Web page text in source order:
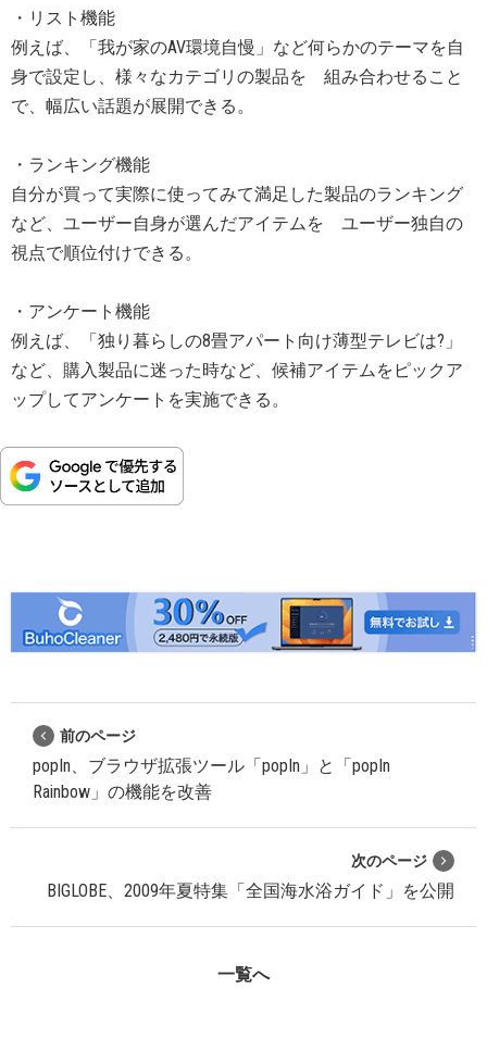
・リスト機能
例えば、「我が家のAV環境自慢」など何らかのテーマを自
身で設定し、様々なカテゴリの製品を 組み合わせること
で、幅広い話題が展開できる。
・ランキング機能
自分が買って実際に使ってみて満足した製品のランキング
など、ユーザー自身が選んだアイテムを ユーザー独自の
視点で順位付けできる。
・アンケート機能
例えば、「独り暮らしの8畳アパート向け薄型テレビは?」
など、購入製品に迷った時など、候補アイテムをピックア
ップしてアンケートを実施できる。
前のページ
popIn、ブラウザ拡張ツール「popIn」と「popIn
Rainbow」の機能を改善
次のページ
BIGLOBE、2009年夏特集「全国海水浴ガイド」を公開
一覧へ